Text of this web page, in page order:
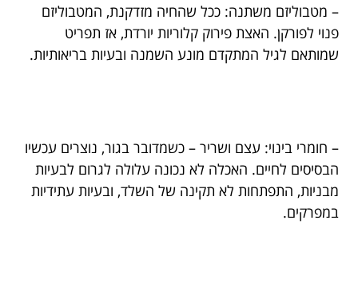
– מטבוליזם משתנה: ככל שהחיה מזדקנת, המטבוליזם
פנוי לפורקן. האצת פירוק קלוריות יורדת, אז תפריט
שמותאם לגיל המתקדם מונע השמנה ובעיות בריאותיות.
– חומרי בינוי: עצם ושריר – כשמדובר בגור, נוצרים עכשיו
הבסיסים לחיים. האכלה לא נכונה עלולה לגרום לבעיות
מבניות, התפתחות לא תקינה של השלד, ובעיות עתידיות
במפרקים.